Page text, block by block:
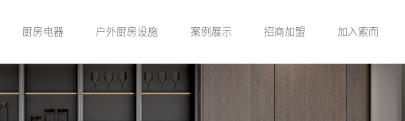
厨房电器 户外厨房设施 案例展示 招商加盟 加入索而